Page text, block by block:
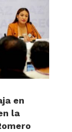
en
la